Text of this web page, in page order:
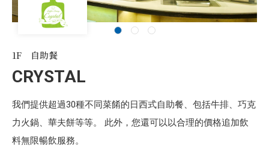
1F 自助餐
CRYSTAL
我們提供超過30種不同菜餚的日西式自助餐、包括牛排、巧克
力火鍋、華夫餅等等。 此外，您還可以以合理的價格追加飲
料無限暢飲服務。